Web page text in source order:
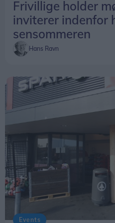
På standen kunne de
udleveret folderen “Klar
giver gode råd om,
forberedt, hvis en
Der blev også informeret
- Vi opfordrer folk til at
godt digitalt redskab,
naboer at passe på
informationer på en
Mathiesen.
Frivillige holder
inviterer indenfor
sensommeren
Hans Ravn
Events